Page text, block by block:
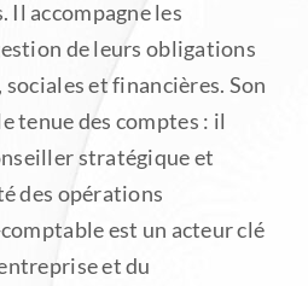
Il accompagne les
de leurs obligations
et financières. Son
tenue des comptes : il
stratégique et
des opérations
est un acteur clé
et du